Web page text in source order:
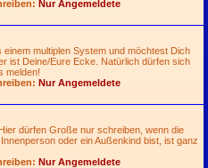
Nur Angemeldete
multiplen System und möchtest Dich
ist Deine/Eure Ecke. Natürlich dürfen sich
melden!
Nur Angemeldete
dürfen Große nur schreiben, wenn die
oder ein Außenkind bist, ist ganz
Nur Angemeldete